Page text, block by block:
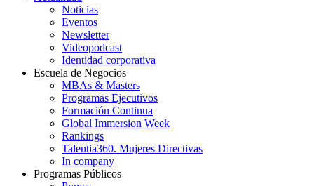
Noticias
Eventos
Newsletter
Videopodcast
Identidad corporativa
Escuela de Negocios
MBAs & Masters
Programas Ejecutivos
Formación Continua
Global Immersion Week
Rankings
Talentia360. Mujeres Directivas
In company
Programas Públicos